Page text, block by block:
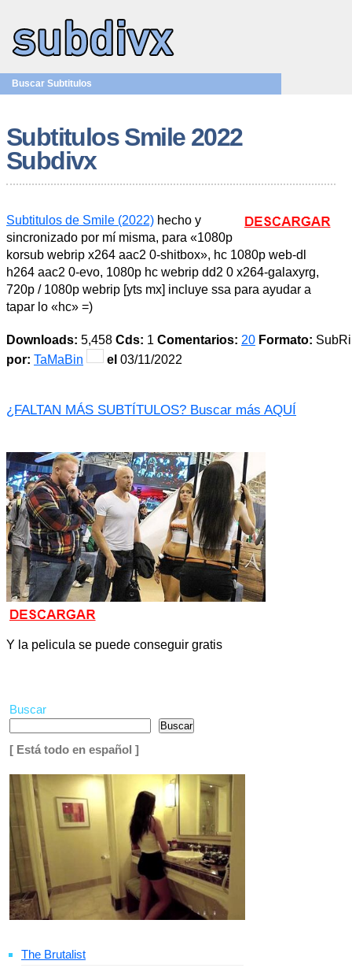
Buscar Subtitulos
Subtitulos Smile 2022
Subdivx
Subtitulos de Smile (2022) hecho y
sincronizado por mí misma, para «1080p
korsub webrip x264 aac2 0-shitbox», hc 1080p web-dl
h264 aac2 0-evo, 1080p hc webrip dd2 0 x264-galaxyrg,
720p / 1080p webrip [yts mx] incluye ssa para ayudar a
tapar lo «hc» =)
Downloads: 5,458 Cds: 1 Comentarios: 20 Formato:
por: TaMaBin el 03/11/2022
¿FALTAN MÁS SUBTÍTULOS? Buscar más AQUÍ
Y la pelicula se puede conseguir gratis
Buscar
Buscar
[ Está todo en español ]
The Brutalist